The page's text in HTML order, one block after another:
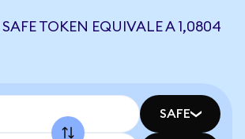
TOKEN EQUIVALE A 1,0804
SAFE